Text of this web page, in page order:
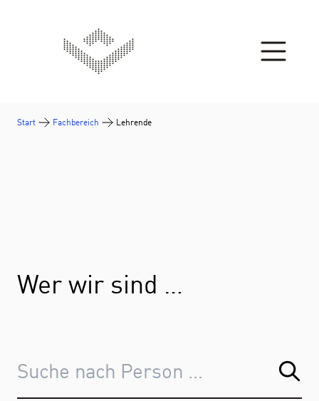
Start Fachbereich Lehrende
Wer wir sind …